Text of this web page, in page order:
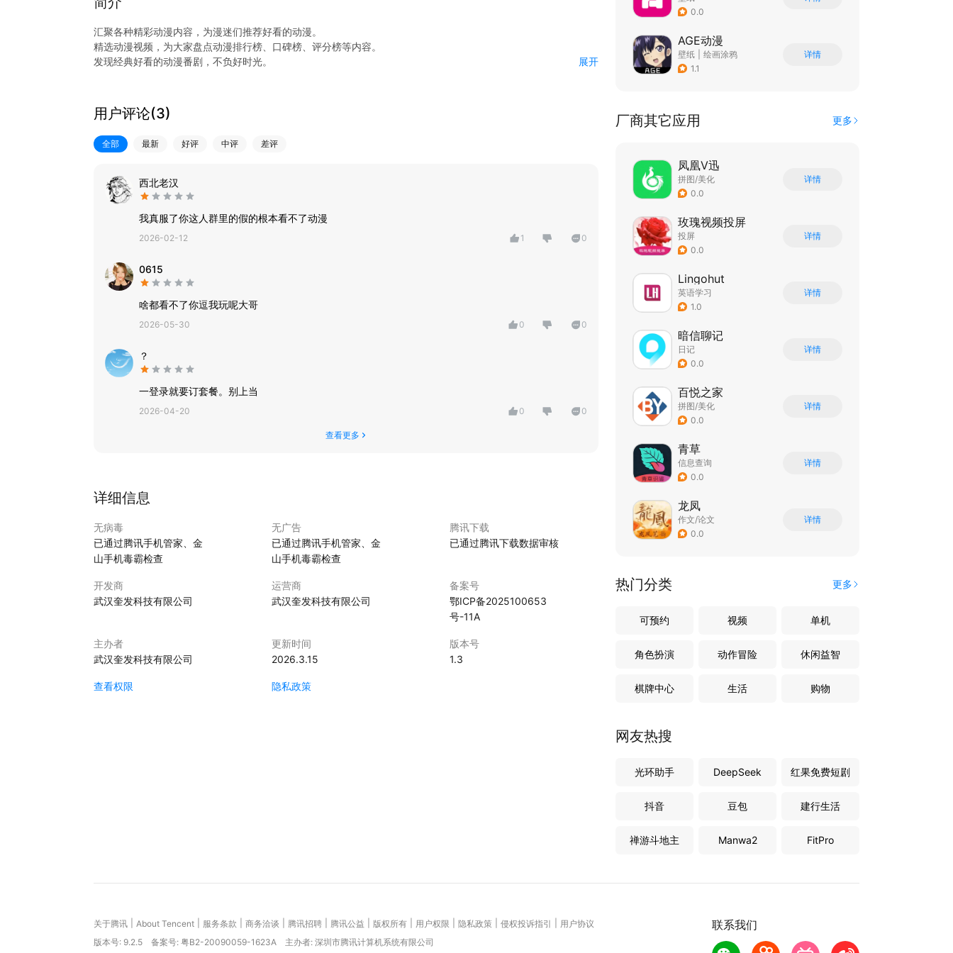
汇聚各种精彩动漫内容，为漫迷们推荐好看的动漫。
精选动漫视频，为大家盘点动漫排行榜、口碑榜、评分榜等内容。
发现经典好看的动漫番剧，不负好时光。
展开
用户评论(3)
全部 最新 好评 中评 差评
西北老汉
我真服了你这人群里的假的根本看不了动漫
2026-02-12 1 0
0615
啥都看不了你逗我玩呢大哥
2026-05-30 0 0
？
一登录就要订套餐。别上当
2026-04-20 0 0
查看更多
详细信息
无病毒
已通过腾讯手机管家、金
山手机毒霸检查
无广告
已通过腾讯手机管家、金
山手机毒霸检查
腾讯下载
已通过腾讯下载数据审核
开发商
武汉奎发科技有限公司
运营商
武汉奎发科技有限公司
备案号
鄂ICP备2025100653
号-11A
主办者
武汉奎发科技有限公司
更新时间
2026.3.15
版本号
1.3
查看权限 隐私政策
0.0
AGE动漫
壁纸
绘画涂鸦
1.1
详情
厂商其它应用 更多
凤凰V迅
拼图/美化
0.0
详情
玫瑰视频投屏
投屏
0.0
详情
Lingohut
英语学习
1.0
详情
暗信聊记
日记
0.0
详情
百悦之家
拼图/美化
0.0
详情
青草
信息查询
0.0
详情
龙凤
作文/论文
0.0
详情
热门分类 更多
可预约 视频 单机
角色扮演 动作冒险 休闲益智
棋牌中心 生活 购物
网友热搜
光环助手 DeepSeek 红果免费短剧
抖音 豆包 建行生活
禅游斗地主 Manwa2 FitPro
联系我们
关于腾讯 About Tencent 服务条款 商务洽谈 腾讯招聘 腾讯公益 版权所有 用户权限 隐私政策 侵权投诉指引
用户协议
版本号: 9.2.5 备案号: 粤B2-20090059-1623A 主办者: 深圳市腾讯计算机系统有限公司